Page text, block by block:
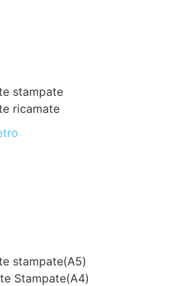
stampate
ricamate
stampate(A5)
Stampate(A4)